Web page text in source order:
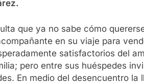
que ya no sabe cómo
en su viaje para
satisfactorios del
pero entre sus huéspedes
En medio del desencuentro la